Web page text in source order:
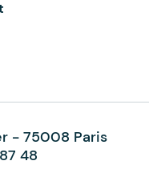
- 75008 Paris
48